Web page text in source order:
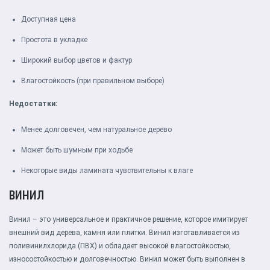
Доступная цена
Простота в укладке
Широкий выбор цветов и фактур
Влагостойкость (при правильном выборе)
Недостатки:
Менее долговечен, чем натуральное дерево
Может быть шумным при ходьбе
Некоторые виды ламината чувствительны к влаге
ВИНИЛ
Винил – это универсальное и практичное решение, которое имитирует
внешний вид дерева, камня или плитки. Винил изготавливается из
поливинилхлорида (ПВХ) и обладает высокой влагостойкостью,
износостойкостью и долговечностью. Винил может быть выполнен в